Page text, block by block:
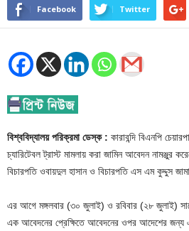
Facebook Twitter
বিশ্ববিদ্যালয় পরিক্রমা ডেস্ক : কারাবন্দি বিএনপি
চ্যারিটেবল ট্রাস্ট মামলায় করা জামিন আবেদন নামঞ্জুর
বিচারপতি ওবায়দুল হাসান ও বিচারপতি এস এম কুদ্দুস
এর আগে মঙ্গলবার (৩০ জুলাই) ও রবিবার (২৮ জুলাই)
এক আবেদনের প্রেক্ষিতে আবেদনের ওপর আদেশের